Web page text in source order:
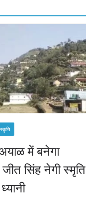
में बनेगा
सिंह नेगी स्मृति